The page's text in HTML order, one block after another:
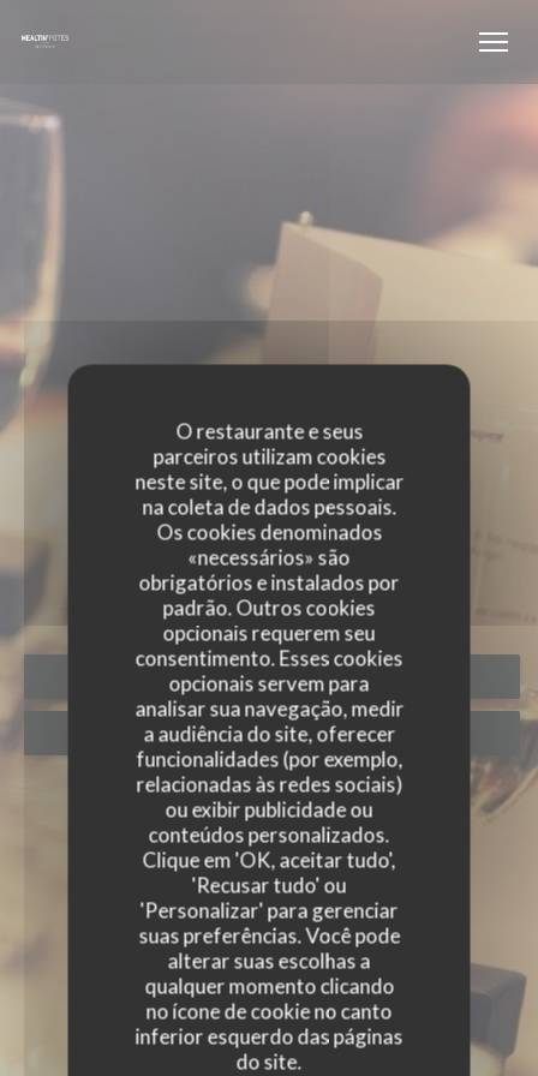
O restaurante e seus
parceiros utilizam cookies
neste site, o que pode implicar
na coleta de dados pessoais.
Os cookies denominados
«necessários» são
obrigatórios e instalados por
padrão. Outros cookies
opcionais requerem seu
consentimento. Esses cookies
opcionais servem para
analisar sua navegação, medir
a audiência do site, oferecer
funcionalidades (por exemplo,
relacionadas às redes sociais)
ou exibir publicidade ou
conteúdos personalizados.
Clique em 'OK, aceitar tudo',
'Recusar tudo' ou
'Personalizar' para gerenciar
suas preferências. Você pode
alterar suas escolhas a
qualquer momento clicando
no ícone de cookie no canto
inferior esquerdo das páginas
do site.
EVENTOS
RESERVAR UMA MESA
VOUCHERS